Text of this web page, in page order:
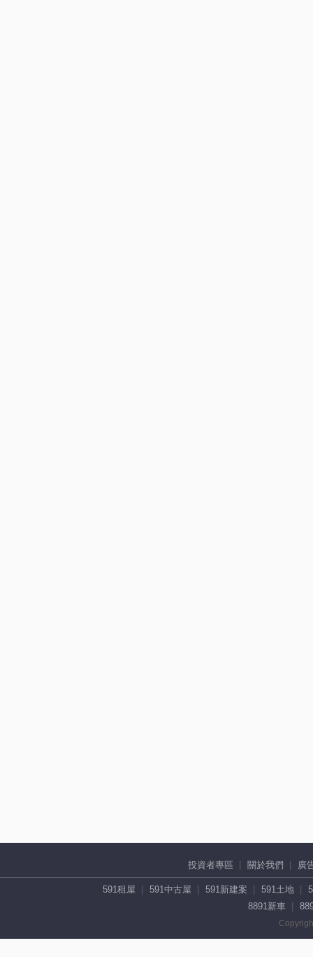
投資者專區 關於我們 廣
591租屋 591中古屋 591新建案 591土地
8891新車